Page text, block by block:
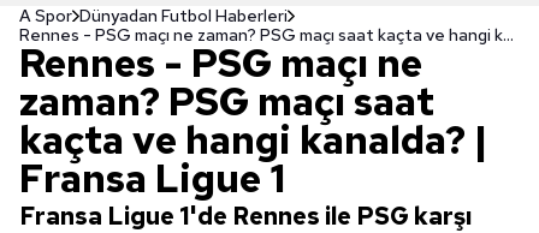
A Spor Dünyadan Futbol Haberleri
Rennes - PSG maçı ne zaman? PSG maçı saat kaçta ve hangi kanalda? | Fransa Ligue 1
Rennes - PSG maçı ne
zaman? PSG maçı saat
kaçta ve hangi kanalda? |
Fransa Ligue 1
Fransa Ligue 1'de Rennes ile PSG karşı